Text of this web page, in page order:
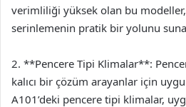
verimliliği yüksek olan bu modeller,
serinlemenin pratik bir yolunu
2. **Pencere Tipi Klimalar**:
kalıcı bir çözüm arayanlar için
A101’deki pencere tipi klimalar,